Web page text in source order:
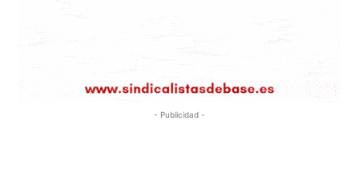
- Publicidad -